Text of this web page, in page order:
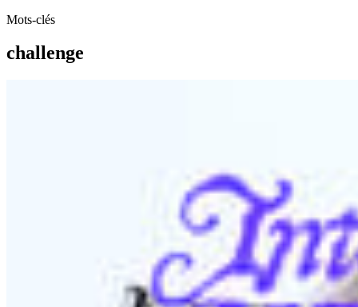
Mots-clés
challenge